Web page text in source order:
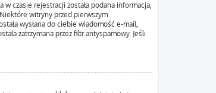
w czasie rejestracji została podana informacja,
witryny przed pierwszym
wysłana do ciebie wiadomość e-mail,
zatrzymana przez filtr antyspamowy. Jeśli